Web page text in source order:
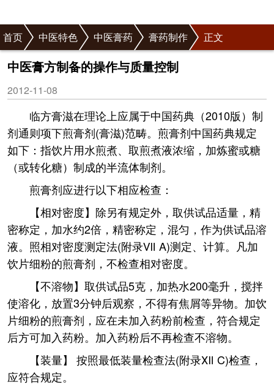
首页 中医特色 中医膏药 膏药制作 正文
中医膏方制备的操作与质量控制
2012-11-08
临方膏滋在理论上应属于中国药典（2010版）制
剂通则项下煎膏剂(膏滋)范畴。煎膏剂中国药典规定
如下：指饮片用水煎煮、取煎煮液浓缩，加炼蜜或糖
（或转化糖）制成的半流体制剂。
煎膏剂应进行以下相应检查：
【相对密度】除另有规定外，取供试品适量，精
密称定，加水约2倍，精密称定，混匀，作为供试品溶
液。照相对密度测定法(附录Ⅶ A)测定、计算。凡加
饮片细粉的煎膏剂，不检查相对密度。
【不溶物】取供试品5克，加热水200毫升，搅拌
使溶化，放置3分钟后观察，不得有焦屑等异物。加饮
片细粉的煎膏剂，应在未加入药粉前检查，符合规定
后方可加入药粉。加入药粉后不再检查不溶物。
【装量】 按照最低装量检查法(附录Ⅻ C)检查，
应符合规定。